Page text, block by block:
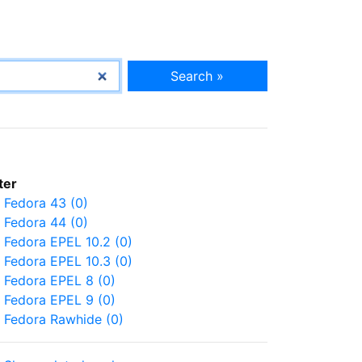
Search »
Fedora 43 (0)
Fedora 44 (0)
Fedora EPEL 10.2 (0)
Fedora EPEL 10.3 (0)
Fedora EPEL 8 (0)
Fedora EPEL 9 (0)
Fedora Rawhide (0)